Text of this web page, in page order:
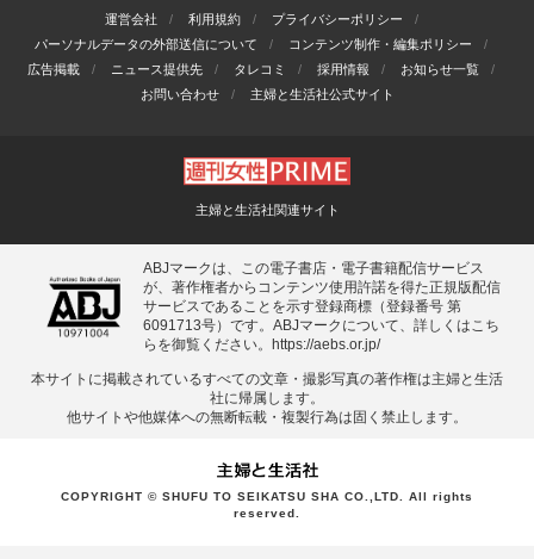
運営会社 利用規約
プライバシーポリシー
パーソナルデータの外部送信について
コンテンツ制作・編集ポリシー
広告掲載
ニュース提供先 タレコミ 採用情報
お知らせ一覧
お問い合わせ
主婦と生活社公式サイト
主婦と生活社関連サイト
ABJマークは、この電子書店・電子書籍配信サービス
が、著作権者からコンテンツ使用許諾を得た正規版配信
サービスであることを示す登録商標（登録番号 第
6091713号）です。ABJマークについて、詳しくはこち
らを御覧ください。
https://aebs.or.jp/
本サイトに掲載されているすべての⽂章・撮影写真の著作権は主婦と⽣活
社に帰属します。
他サイトや他媒体への無断転載・複製⾏為は固く禁⽌します。
COPYRIGHT © SHUFU TO SEIKATSU SHA CO.,LTD. All rights
reserved.